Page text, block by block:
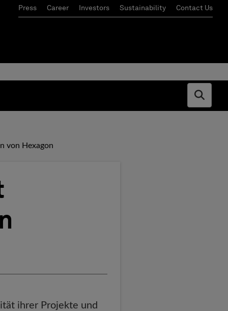
Press Career Investors Sustainability Contact Us
Open
von Hexagon
ihrer Projekte und